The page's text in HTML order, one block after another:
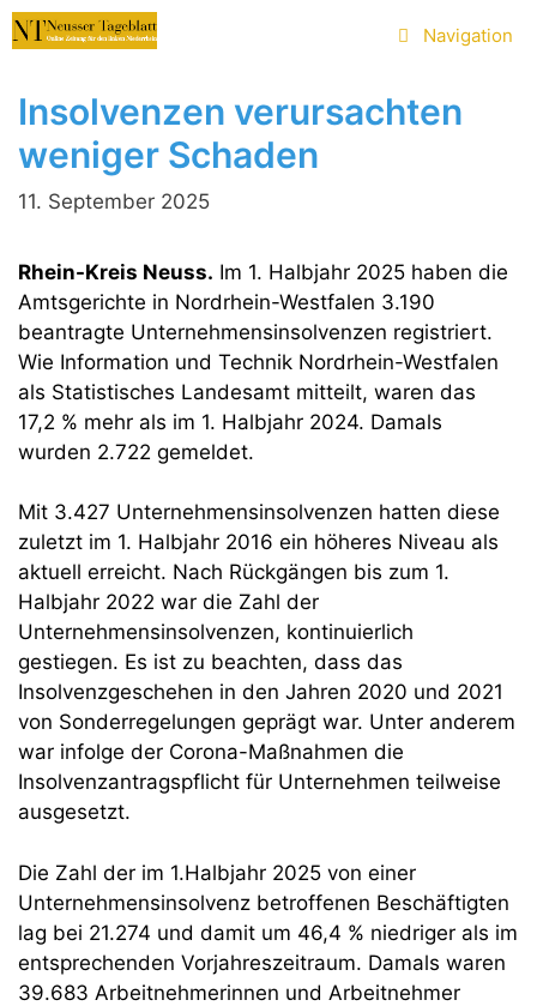
Zum
Inhalt
Navigation
Insolvenzen verursachten
weniger Schaden
11. September 2025
Rhein-Kreis Neuss. Im 1. Halbjahr 2025 haben die
Amtsgerichte in Nordrhein-Westfalen 3.190
beantragte Unternehmensinsolvenzen registriert.
Wie Information und Technik Nordrhein-Westfalen
als Statistisches Landesamt mitteilt, waren das
17,2 % mehr als im 1. Halbjahr 2024. Damals
wurden 2.722 gemeldet.
Mit 3.427 Unternehmensinsolvenzen hatten diese
zuletzt im 1. Halbjahr 2016 ein höheres Niveau als
aktuell erreicht. Nach Rückgängen bis zum 1.
Halbjahr 2022 war die Zahl der
Unternehmensinsolvenzen, kontinuierlich
gestiegen. Es ist zu beachten, dass das
Insolvenzgeschehen in den Jahren 2020 und 2021
von Sonderregelungen geprägt war. Unter anderem
war infolge der Corona-Maßnahmen die
Insolvenzantragspflicht für Unternehmen teilweise
ausgesetzt.
Die Zahl der im 1.Halbjahr 2025 von einer
Unternehmensinsolvenz betroffenen Beschäftigten
lag bei 21.274 und damit um 46,4 % niedriger als im
entsprechenden Vorjahreszeitraum. Damals waren
39.683 Arbeitnehmerinnen und Arbeitnehmer